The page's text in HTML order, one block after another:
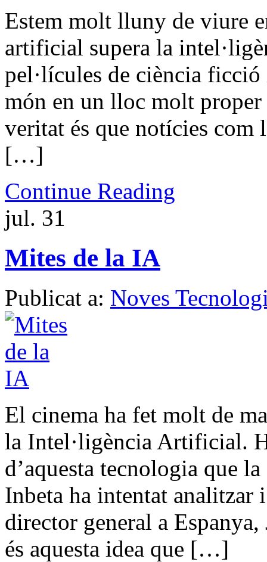
Estem molt lluny de viure
artificial supera la
pel·lícules de ciència
món en un lloc molt proper
veritat és que notícies com
[…]
Continue Reading
jul. 31
Mites de la IA
Publicat a: Noves
El cinema ha fet molt de
la Intel·ligència Artificial.
d’aquesta tecnologia que
Inbeta ha intentat analitzar
director general a
és aquesta idea que […]